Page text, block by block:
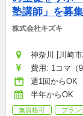
塾講師」を募集
株式会社キズキ
神奈川 [川崎
費用: 1コマ（
週1回からOK
半年からOK
無資格可 ブラン